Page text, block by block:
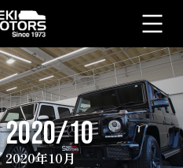
2020/10
2020年10月